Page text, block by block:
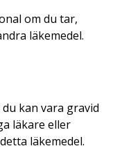
om du tar,
läkemedel.
kan vara gravid
läkare eller
läkemedel.